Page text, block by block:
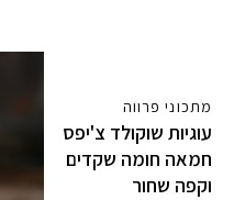
מתכוני פרווה
עוגיות שוקולד צ'יפס
חמאה חומה שקדים
וקפה שחור